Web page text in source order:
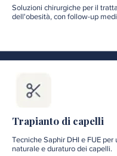
Soluzioni chirurgiche per il
dell'obesità, con follow-up
Trapianto di capelli
Tecniche Saphir DHI e FUE per
naturale e duraturo dei capelli.